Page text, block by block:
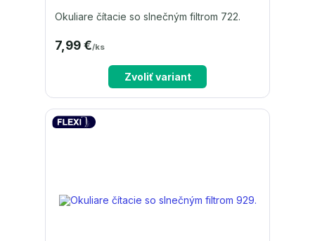
Okuliare čítacie so slnečným filtrom 722.
7,99 €/ks
Zvoliť variant